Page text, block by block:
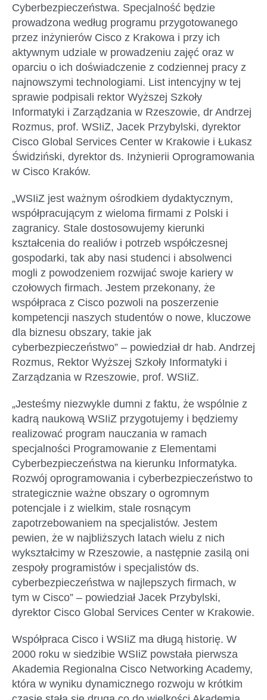
Cyberbezpieczeństwa. Specjalność będzie
prowadzona według programu przygotowanego
przez inżynierów Cisco z Krakowa i przy ich
aktywnym udziale w prowadzeniu zajęć oraz w
oparciu o ich doświadczenie z codziennej pracy z
najnowszymi technologiami. List intencyjny w tej
sprawie podpisali rektor Wyższej Szkoły
Informatyki i Zarządzania w Rzeszowie, dr Andrzej
Rozmus, prof. WSIiZ, Jacek Przybylski, dyrektor
Cisco Global Services Center w Krakowie i Łukasz
Świdziński, dyrektor ds. Inżynierii Oprogramowania
w Cisco Kraków.
„WSIiZ jest ważnym ośrodkiem dydaktycznym,
współpracującym z wieloma firmami z Polski i
zagranicy. Stale dostosowujemy kierunki
kształcenia do realiów i potrzeb współczesnej
gospodarki, tak aby nasi studenci i absolwenci
mogli z powodzeniem rozwijać swoje kariery w
czołowych firmach. Jestem przekonany, że
współpraca z Cisco pozwoli na poszerzenie
kompetencji naszych studentów o nowe, kluczowe
dla biznesu obszary, takie jak
cyberbezpieczeństwo” – powiedział dr hab. Andrzej
Rozmus, Rektor Wyższej Szkoły Informatyki i
Zarządzania w Rzeszowie, prof. WSIiZ.
„Jesteśmy niezwykle dumni z faktu, że wspólnie z
kadrą naukową WSIiZ przygotujemy i będziemy
realizować program nauczania w ramach
specjalności Programowanie z Elementami
Cyberbezpieczeństwa na kierunku Informatyka.
Rozwój oprogramowania i cyberbezpieczeństwo to
strategicznie ważne obszary o ogromnym
potencjale i z wielkim, stale rosnącym
zapotrzebowaniem na specjalistów. Jestem
pewien, że w najbliższych latach wielu z nich
wykształcimy w Rzeszowie, a następnie zasilą oni
zespoły programistów i specjalistów ds.
cyberbezpieczeństwa w najlepszych firmach, w
tym w Cisco” – powiedział Jacek Przybylski,
dyrektor Cisco Global Services Center w Krakowie.
Współpraca Cisco i WSIiZ ma długą historię. W
2000 roku w siedzibie WSIiZ powstała pierwsza
Akademia Regionalna Cisco Networking Academy,
która w wyniku dynamicznego rozwoju w krótkim